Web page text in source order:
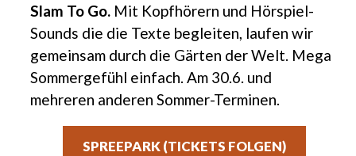
Slam To Go. Mit Kopfhörern und Hörspiel-
Sounds die die Texte begleiten, laufen wir
gemeinsam durch die Gärten der Welt. Mega
Sommergefühl einfach. Am 30.6. und
mehreren anderen Sommer-Terminen.
SPREEPARK (TICKETS FOLGEN)